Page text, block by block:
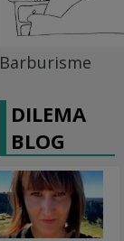
Barburisme
DILEMA
BLOG